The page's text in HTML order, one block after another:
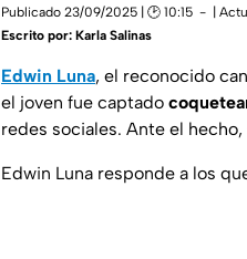
Publicado 23/09/2025 | 🕑 10:15 |
Escrito por: Karla Salinas
Edwin Luna, el reconocido
el joven fue captado
redes sociales. Ante el hecho,
Edwin Luna responde a los